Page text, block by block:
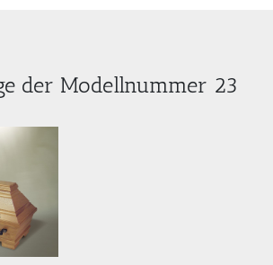
der Modellnummer 23